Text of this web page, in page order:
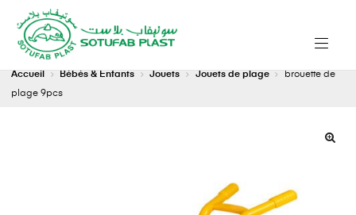
Accueil Bébés & Enfants Jouets Jouets de plage
brouette de
plage 9pcs